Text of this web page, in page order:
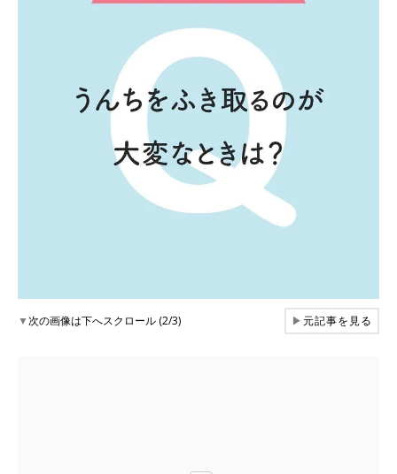
▼次の画像は下へスクロール (2/3) ▶元記事を見る